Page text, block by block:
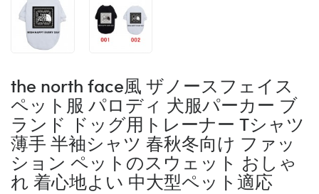
the north face風 ザノースフェイス
ペット服 パロディ 犬服パーカー ブ
ランド ドッグ用トレーナー Tシャツ
薄手 半袖シャツ 春秋冬向け ファッ
ション ペットのスウェット おしゃ
れ 着心地よい 中大型ペット適応